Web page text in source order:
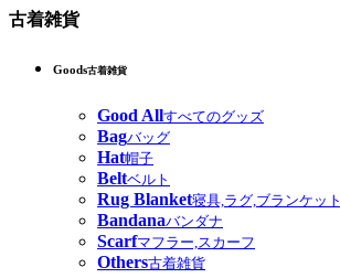
古着雑貨
Goods古着雑貨
Good Allすべてのグッズ
Bagバッグ
Hat帽子
Beltベルト
Rug Blanket寝具,ラグ,ブランケット
Bandanaバンダナ
Scarfマフラー,スカーフ
Others古着雑貨